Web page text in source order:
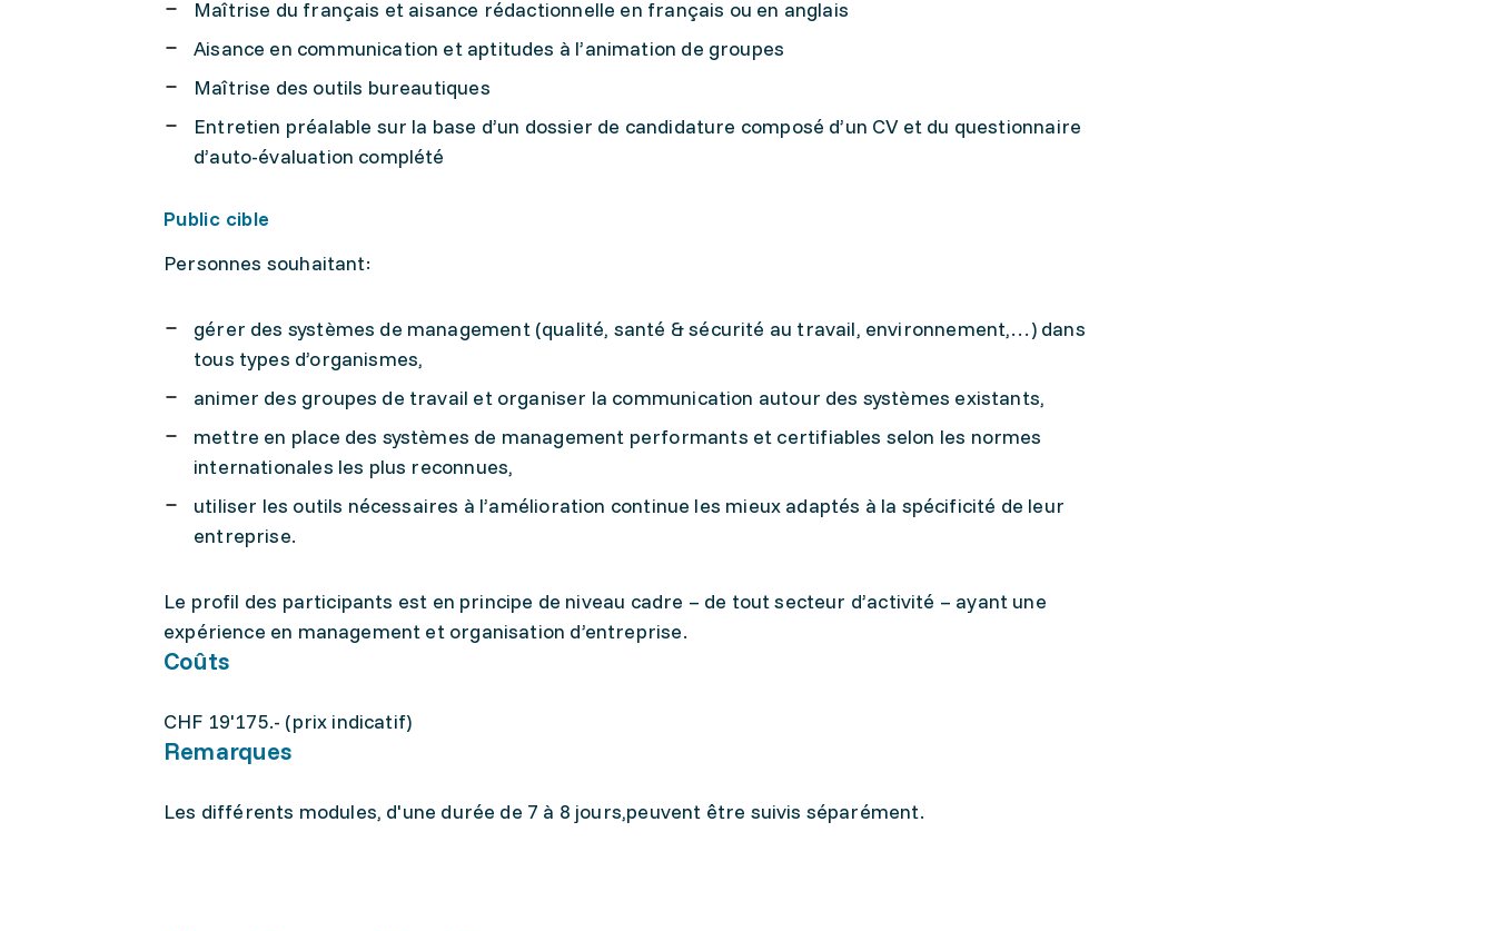
Maîtrise du français et aisance rédactionnelle en français ou en anglais
Aisance en communication et aptitudes à l’animation de groupes
Maîtrise des outils bureautiques
Entretien préalable sur la base d’un dossier de candidature composé d’un CV et du questionnaire
d’auto-évaluation complété
Public cible
Personnes souhaitant:
gérer des systèmes de management (qualité, santé & sécurité au travail, environnement,…) dans
tous types d’organismes,
animer des groupes de travail et organiser la communication autour des systèmes existants,
mettre en place des systèmes de management performants et certifiables selon les normes
internationales les plus reconnues,
utiliser les outils nécessaires à l’amélioration continue les mieux adaptés à la spécificité de leur
entreprise.
Le profil des participants est en principe de niveau cadre – de tout secteur d’activité – ayant une
expérience en management et organisation d’entreprise.
Coûts
CHF 19'175.- (prix indicatif)
Remarques
Les différents modules, d'une durée de 7 à 8 jours,peuvent être suivis séparément.